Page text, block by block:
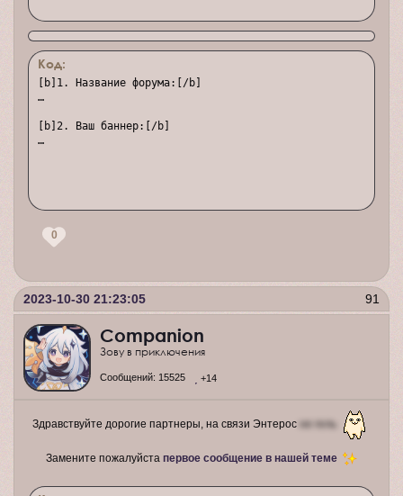
Код:
[b]1. Название форума:[/b]
…
[b]2. Ваш баннер:[/b]
0
91
2023-10-30 21:23:05
Companion
Зову в приключения
Сообщений: 15525 +14
Здравствуйте дорогие партнеры, на связи Энтерос не гель
Замените пожалуйста первое сообщение в нашей теме